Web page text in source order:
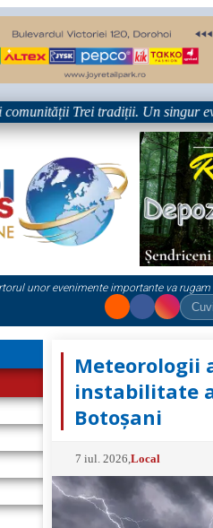
Trei tradiții. Un singur
unor evenimente importante va
Meteorologii
instabilitate
Botoșani
7 iul. 2026 ,Local